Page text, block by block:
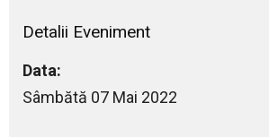
Detalii Eveniment
Data:
Sâmbătă 07 Mai 2022